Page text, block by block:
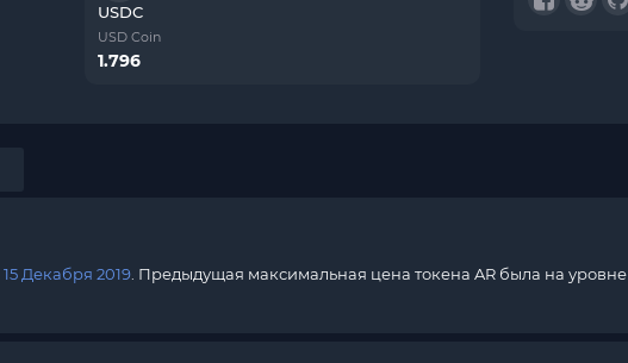
USDC
USD Coin
1.796
15 Декабря 2019 . Предыдущая максимальная цена токена AR была на уровне